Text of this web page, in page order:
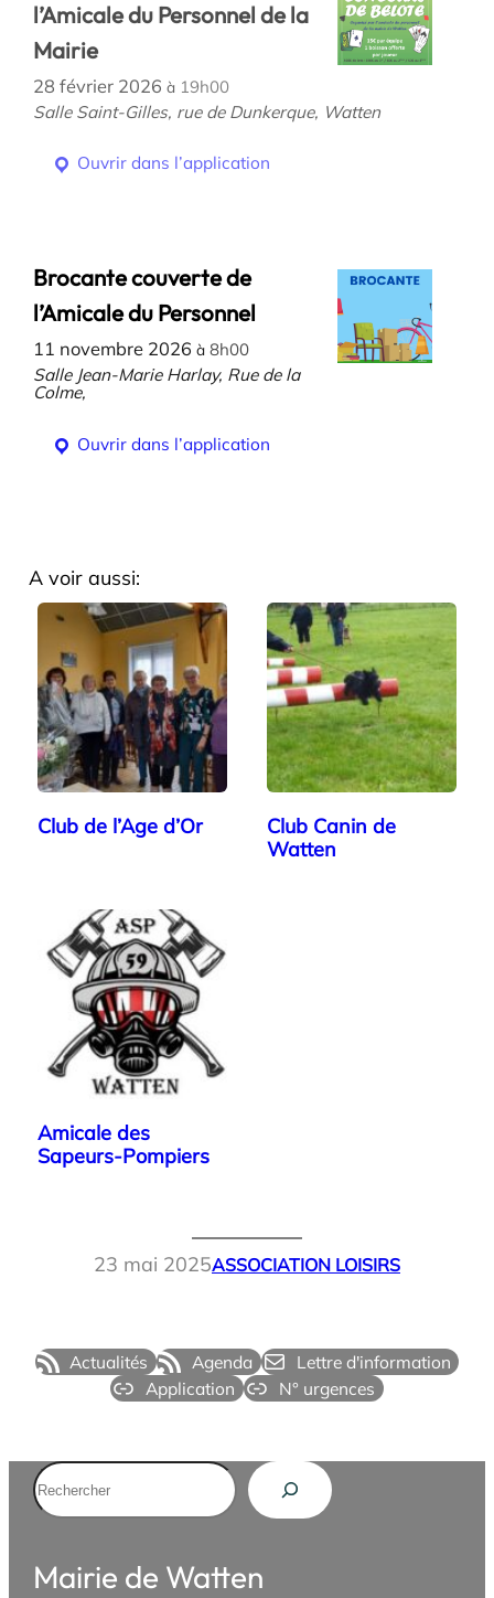
l’Amicale du Personnel de la
Mairie
28 février 2026 à 19h00
Salle Saint-Gilles, rue de Dunkerque, Watten
Ouvrir dans l’application
Brocante couverte de
l’Amicale du Personnel
11 novembre 2026 à 8h00
Salle Jean-Marie Harlay, Rue de la
Colme,
Ouvrir dans l’application
A voir aussi:
Club de l’Age d’Or
Club Canin de
Watten
Amicale des
Sapeurs-Pompiers
23 mai 2025ASSOCIATION LOISIRS
Actualités Agenda
Lettre d'information
Application
N° urgences
Rechercher
Mairie de Watten